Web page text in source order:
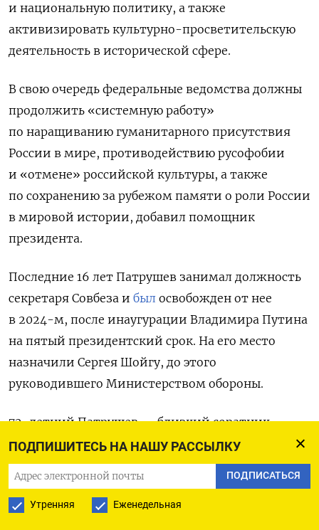
ПОДПИШИТЕСЬ НА НАШУ РАССЫЛКУ
ПОДПИСАТЬСЯ
Утренняя Еженедельная
и национальную политику, а также
активизировать культурно-просветительскую
деятельность в исторической сфере.
В свою очередь федеральные ведомства должны
продолжить «системную работу»
по наращиванию гуманитарного присутствия
России в мире, противодействию русофобии
и «отмене» российской культуры, а также
по сохранению за рубежом памяти о роли России
в мировой истории, добавил помощник
президента.
Последние 16 лет Патрушев занимал должность
секретаря Совбеза и был освобожден от нее
в 2024-м, после инаугурации Владимира Путина
на пятый президентский срок. На его место
назначили Сергея Шойгу, до этого
руководившего Министерством обороны.
72-летний Патрушев — близкий соратник
Путина: он был его заместителем
в администрации президента в конце 1990-х,
а затем в ФСБ. Патрушева называют
«архитектором» вторжения в Украину.